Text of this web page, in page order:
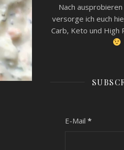
Nach
versorge ich euch
Carb, Keto und High
E-Mail *